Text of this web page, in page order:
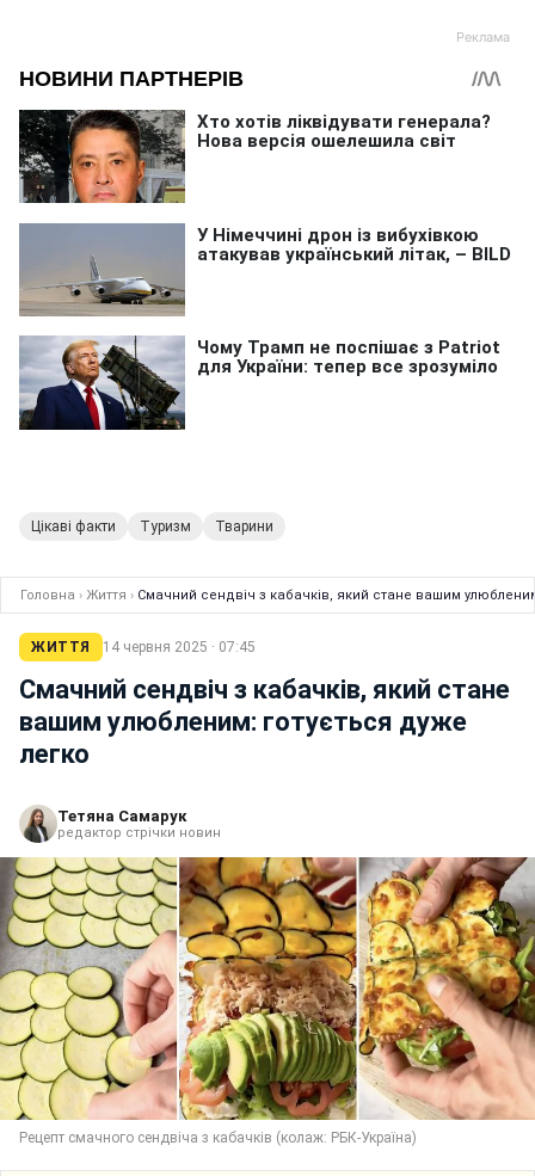
Цікаві факти Туризм Тварини
Головна › Життя › Смачний сендвіч з кабачків, який стане вашим
ЖИТТЯ 14 червня 2025 · 07:45
Смачний сендвіч з кабачків, який стане
вашим улюбленим: готується дуже
легко
Тетяна Самарук
редактор стрічки новин
Рецепт смачного сендвіча з кабачків (колаж: РБК-Україна)